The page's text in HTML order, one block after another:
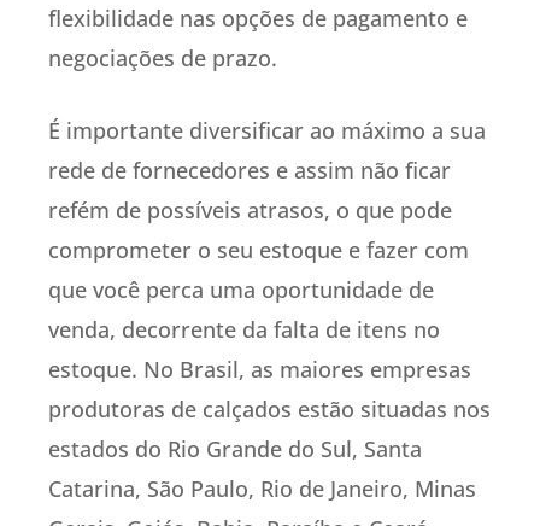
flexibilidade nas opções de pagamento e
negociações de prazo.
É importante diversificar ao máximo a sua
rede de fornecedores e assim não ficar
refém de possíveis atrasos, o que pode
comprometer o seu estoque e fazer com
que você perca uma oportunidade de
venda, decorrente da falta de itens no
estoque. No Brasil, as maiores empresas
produtoras de calçados estão situadas nos
estados do Rio Grande do Sul, Santa
Catarina, São Paulo, Rio de Janeiro, Minas